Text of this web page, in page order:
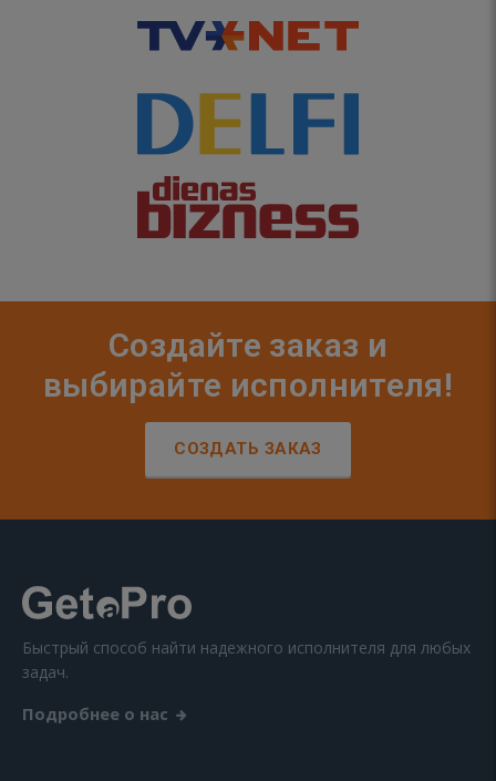
Создайте заказ и
выбирайте исполнителя!
СОЗДАТЬ ЗАКАЗ
Быстрый способ найти надежного исполнителя для любых
задач.
Подробнее о нас